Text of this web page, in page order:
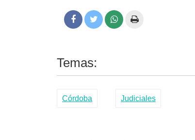
Temas:
Córdoba Judiciales